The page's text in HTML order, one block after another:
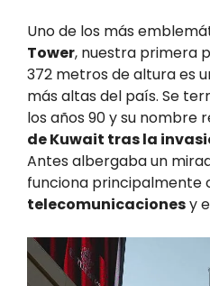
Uno de los más
Tower, nuestra primera
372 metros de altura es
más altas del país. Se
los años 90 y su nombre
de Kuwait tras la
Antes albergaba un
funciona principalmente
telecomunicacionesy